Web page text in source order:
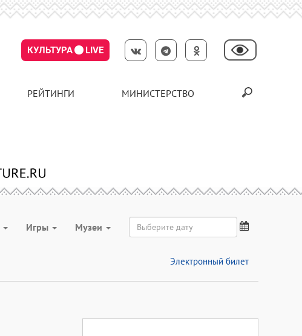
КУЛЬТУРА LIVE
РЕЙТИНГИ МИНИСТЕРСТВО
Игры Музеи
Электронный билет